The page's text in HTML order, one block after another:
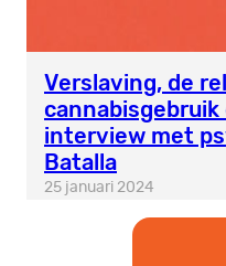
Verslaving, de
interview met
Batalla
25 januari 2024